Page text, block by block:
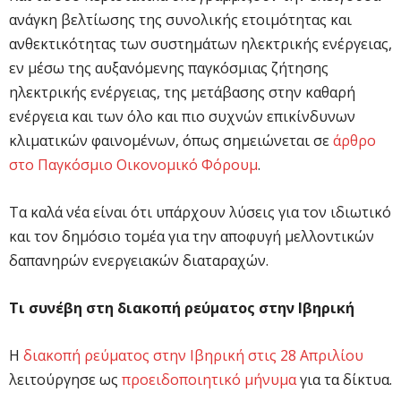
ανάγκη βελτίωσης της συνολικής ετοιμότητας και
ανθεκτικότητας των συστημάτων ηλεκτρικής ενέργειας,
εν μέσω της αυξανόμενης παγκόσμιας ζήτησης
ηλεκτρικής ενέργειας, της μετάβασης στην καθαρή
ενέργεια και των όλο και πιο συχνών επικίνδυνων
κλιματικών φαινομένων, όπως σημειώνεται σεάρθρο
στο Παγκόσμιο Οικονομικό Φόρουμ.
Τα καλά νέα είναι ότι υπάρχουν λύσεις για τον ιδιωτικό
και τον δημόσιο τομέα για την αποφυγή μελλοντικών
δαπανηρών ενεργειακών διαταραχών.
Τι συνέβη στη διακοπή ρεύματος στην Ιβηρική
Η διακοπή ρεύματος στην Ιβηρική στις 28 Απριλίου
λειτούργησε ως προειδοποιητικό μήνυμαγια τα δίκτυα.